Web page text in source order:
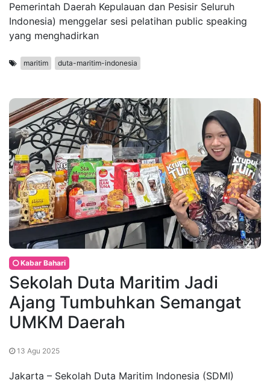
Pemerintah Daerah Kepulauan dan Pesisir Seluruh
Indonesia) menggelar sesi pelatihan public speaking
yang menghadirkan
maritim duta-maritim-indonesia
Kabar Bahari
Sekolah Duta Maritim Jadi
Ajang Tumbuhkan Semangat
UMKM Daerah
13 Agu 2025
Jakarta – Sekolah Duta Maritim Indonesia (SDMI)